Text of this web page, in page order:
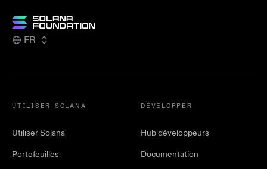
FR
UTILISER SOLANA
Utiliser Solana
Portefeuilles
DÉVELOPPER
Hub développeurs
Documentation